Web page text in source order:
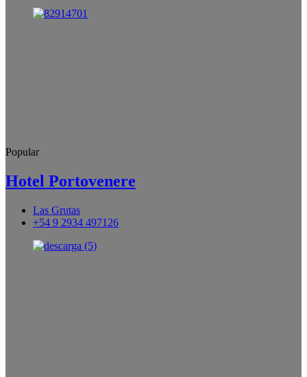
Popular
Hotel Portovenere
Las Grutas
+54 9 2934 497126